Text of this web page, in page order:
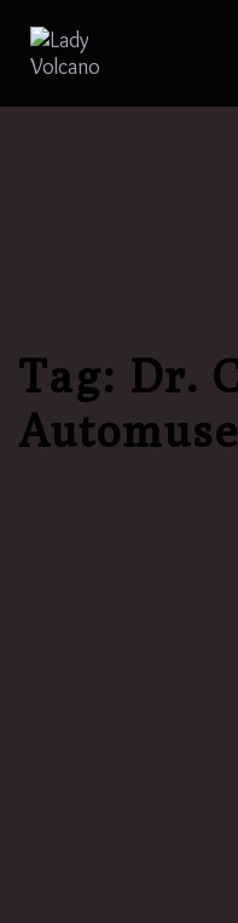
Skip
to
primary
navigation
Tag: Dr.